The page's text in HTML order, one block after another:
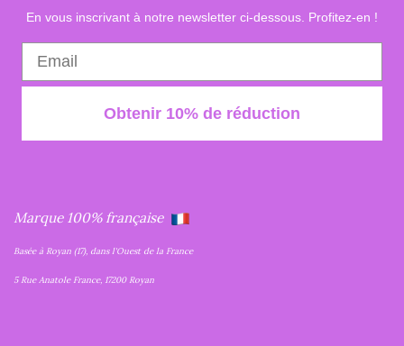
En vous inscrivant à notre newsletter ci-dessous. Profitez-en !
Obtenir 10% de réduction
Marque 100% française
Basée à Royan (17), dans l'Ouest de la France
5 Rue Anatole France, 17200 Royan